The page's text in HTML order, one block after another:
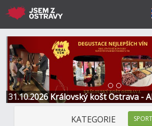
31.10.2026 Královský košt Ostrava -
Restaurace a Hotel
Předchozí
KATEGORIE SPORT